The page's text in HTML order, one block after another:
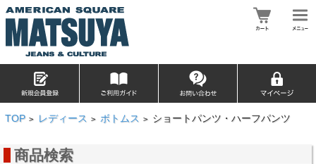
TOP > レディース > ボトムス > ショートパンツ・ハーフパンツ
商品検索